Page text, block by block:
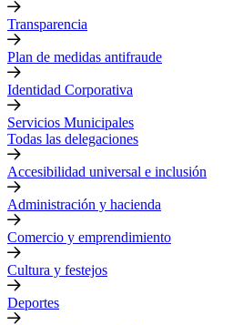
Transparencia
Plan de medidas antifraude
Identidad Corporativa
Servicios Municipales
Todas las delegaciones
Accesibilidad universal e inclusión
Administración y hacienda
Comercio y emprendimiento
Cultura y festejos
Deportes